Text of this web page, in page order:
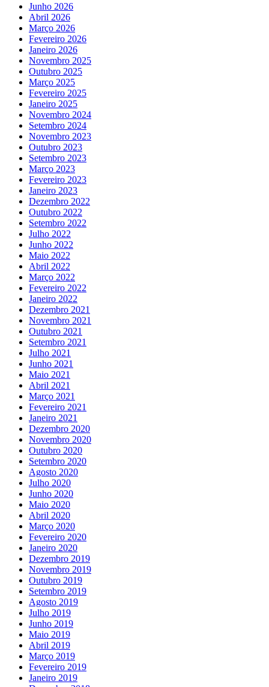
Junho 2026
Abril 2026
Março 2026
Fevereiro 2026
Janeiro 2026
Novembro 2025
Outubro 2025
Março 2025
Fevereiro 2025
Janeiro 2025
Novembro 2024
Setembro 2024
Novembro 2023
Outubro 2023
Setembro 2023
Março 2023
Fevereiro 2023
Janeiro 2023
Dezembro 2022
Outubro 2022
Setembro 2022
Julho 2022
Junho 2022
Maio 2022
Abril 2022
Março 2022
Fevereiro 2022
Janeiro 2022
Dezembro 2021
Novembro 2021
Outubro 2021
Setembro 2021
Julho 2021
Junho 2021
Maio 2021
Abril 2021
Março 2021
Fevereiro 2021
Janeiro 2021
Dezembro 2020
Novembro 2020
Outubro 2020
Setembro 2020
Agosto 2020
Julho 2020
Junho 2020
Maio 2020
Abril 2020
Março 2020
Fevereiro 2020
Janeiro 2020
Dezembro 2019
Novembro 2019
Outubro 2019
Setembro 2019
Agosto 2019
Julho 2019
Junho 2019
Maio 2019
Abril 2019
Março 2019
Fevereiro 2019
Janeiro 2019